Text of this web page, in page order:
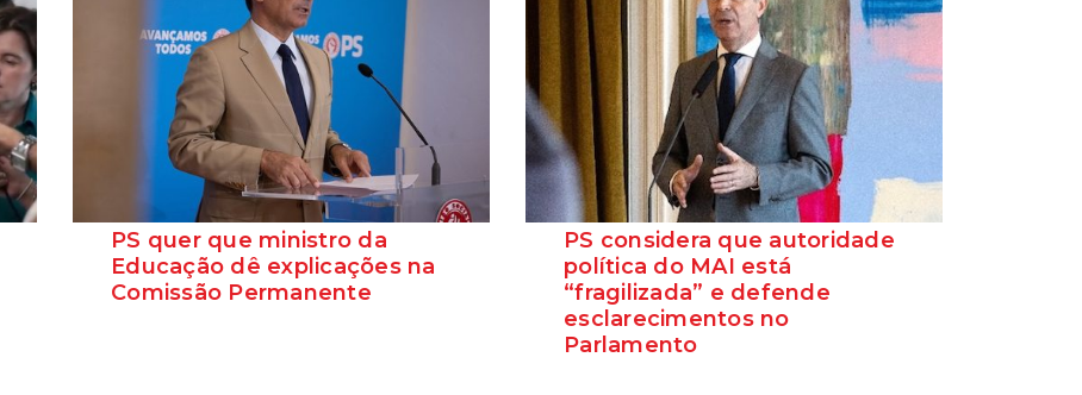
PS quer que ministro da
Educação dê explicações na
Comissão Permanente
PS considera que autoridade
política do MAI está
“fragilizada” e defende
esclarecimentos no
Parlamento